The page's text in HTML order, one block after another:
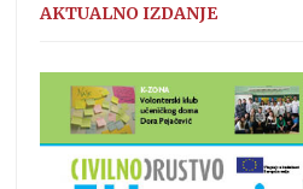
AKTUALNO IZDANJE